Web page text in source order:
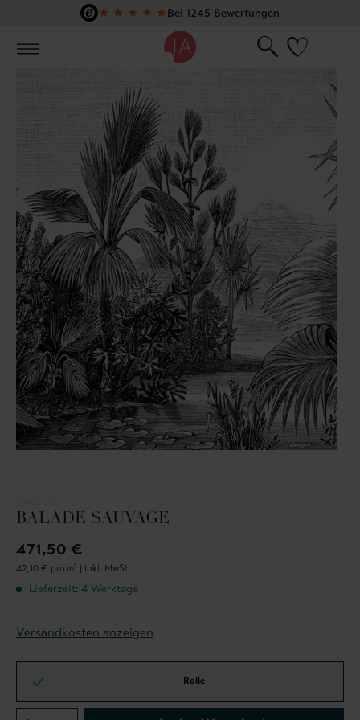
Zum Hauptinhalt springen
★ ★ ★ ★ ★Bei 1245 Bewertungen
BALADE SAUVAGE
471,50 €
42,10 € pro m² | inkl. MwSt.
Lieferzeit: 4 Werktage
Versandkosten anzeigen
Rolle